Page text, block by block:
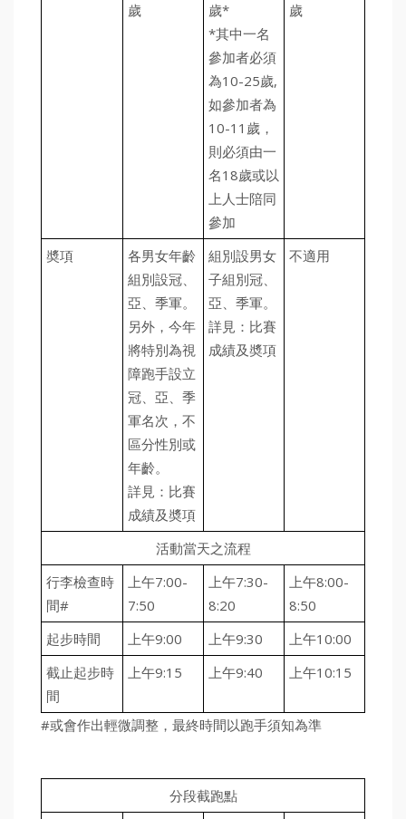
歲
歲*
*其中一名
參加者必須
為10-25歲,
如參加者為
10-11歲，
則必須由一
名18歲或以
上人士陪同
參加
歲
奬項
各男女年齡
組別設冠、
亞、季軍。
另外，今年
將特別為視
障跑手設立
冠、亞、季
軍名次，不
區分性別或
年齡。
詳見：比賽
成績及奬項
組別設男女
子組別冠、
亞、季軍。
詳見：比賽
成績及奬項
不適用
活動當天之流程
行李檢查時
間#
上午7:00-
7:50
上午7:30-
8:20
上午8:00-
8:50
起步時間
上午9:00 上午9:30
上午10:00
截止起步時
間
上午9:15 上午9:40 上午10:15
#或會作出輕微調整，最終時間以跑手須知為準
分段截跑點